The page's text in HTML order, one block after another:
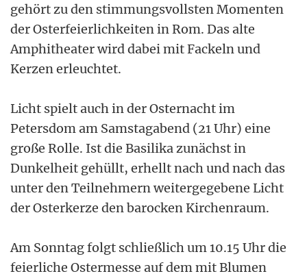
gehört zu den stimmungsvollsten Momenten
der Osterfeierlichkeiten in Rom. Das alte
Amphitheater wird dabei mit Fackeln und
Kerzen erleuchtet.
Licht spielt auch in der Osternacht im
Petersdom am Samstagabend (21 Uhr) eine
große Rolle. Ist die Basilika zunächst in
Dunkelheit gehüllt, erhellt nach und nach das
unter den Teilnehmern weitergegebene Licht
der Osterkerze den barocken Kirchenraum.
Am Sonntag folgt schließlich um 10.15 Uhr die
feierliche Ostermesse auf dem mit Blumen